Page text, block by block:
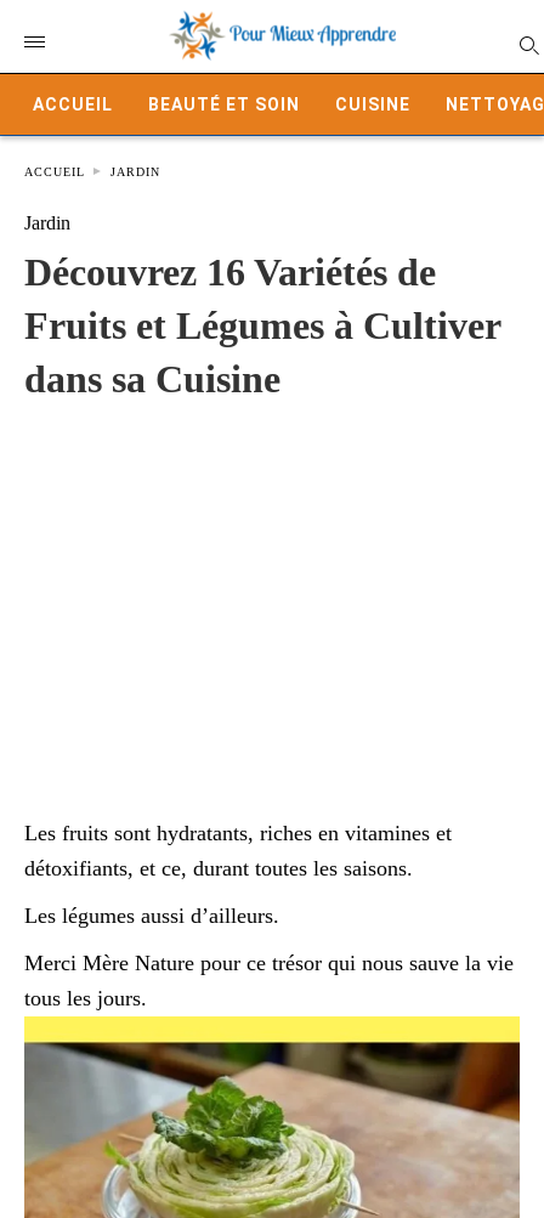
ACCUEIL BEAUTÉ ET SOIN CUISINE
ACCUEIL JARDIN
Jardin
Découvrez 16 Variétés de
Fruits et Légumes à Cultiver
dans sa Cuisine
Les fruits sont hydratants, riches en vitamines et
détoxifiants, et ce, durant toutes les saisons.
Les légumes aussi d’ailleurs.
Merci Mère Nature pour ce trésor qui nous sauve la vie
tous les jours.